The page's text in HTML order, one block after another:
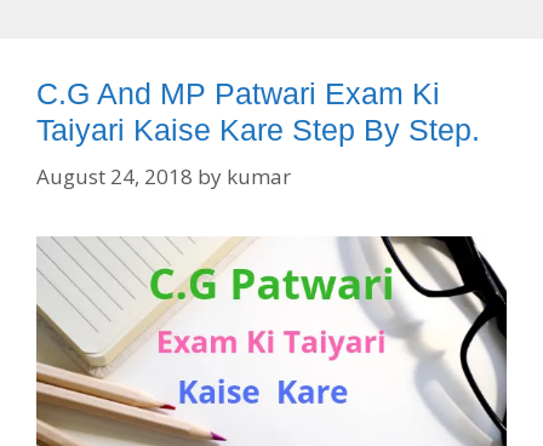
C.G And MP Patwari Exam Ki
Taiyari Kaise Kare Step By Step.
August 24, 2018 by kumar